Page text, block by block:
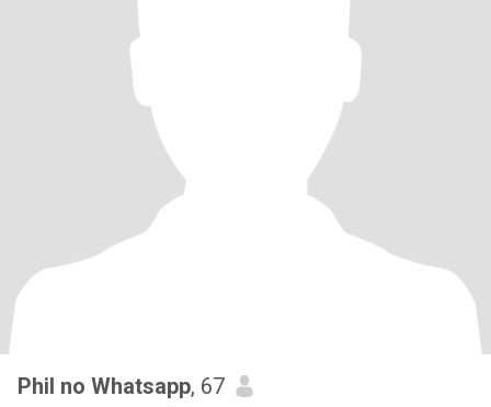
Phil no Whatsapp, 67